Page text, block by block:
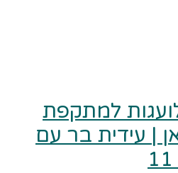
למתקפת
| עידית בר עם